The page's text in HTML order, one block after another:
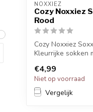
NOXXIEZ
Cozy Noxxiez
Rood
Cozy Noxxiez
Kleurrijke sokken
Ki...
€4,99
Niet op voorraad
Vergelijk